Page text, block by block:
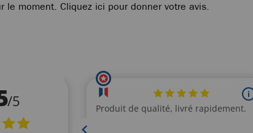
le moment. Cliquez ici pour donner votre avis.